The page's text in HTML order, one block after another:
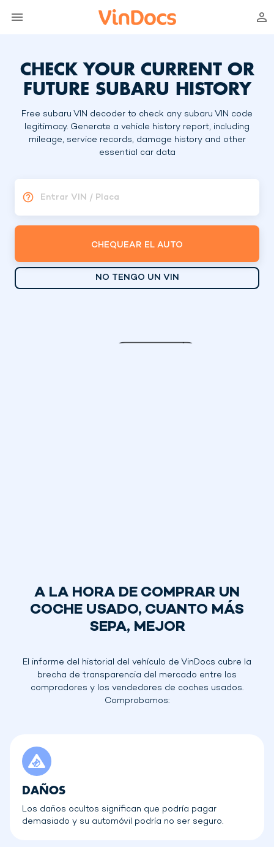
CHECK YOUR CURRENT OR
FUTURE SUBARU HISTORY
Free subaru VIN decoder to check any subaru VIN code
legitimacy. Generate a vehicle history report, including
mileage, service records, damage history and other
essential car data
Entrar VIN / Placa
CHEQUEAR EL AUTO
NO TENGO UN VIN
A LA HORA DE COMPRAR UN
COCHE USADO, CUANTO MÁS
SEPA, MEJOR
El informe del historial del vehículo de VinDocs cubre la
brecha de transparencia del mercado entre los
compradores y los vendedores de coches usados.
Comprobamos:
DAÑOS
Los daños ocultos significan que podría pagar
demasiado y su automóvil podría no ser seguro.